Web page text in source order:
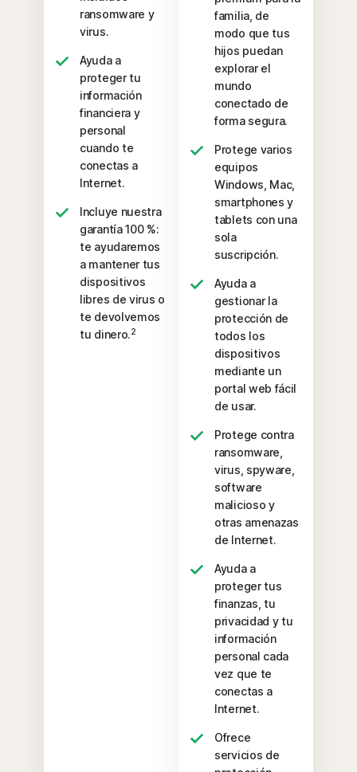
ransomware y
virus.
Ayuda a
proteger tu
información
financiera y
personal
cuando te
conectas a
Internet.
Incluye nuestra
garantía 100 %:
te ayudaremos
a mantener tus
dispositivos
libres de virus o
te devolvemos
tu dinero.2
familia, de
modo que tus
hijos puedan
explorar el
mundo
conectado de
forma segura.
Protege varios
equipos
Windows, Mac,
smartphones y
tablets con una
sola
suscripción.
Ayuda a
gestionar la
protección de
todos los
dispositivos
mediante un
portal web fácil
de usar.
Protege contra
ransomware,
virus, spyware,
software
malicioso y
otras amenazas
de Internet.
Ayuda a
proteger tus
finanzas, tu
privacidad y tu
información
personal cada
vez que te
conectas a
Internet.
Ofrece
servicios de